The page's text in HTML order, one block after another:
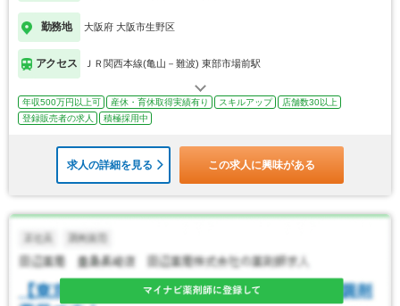
勤務地 大阪府 大阪市生野区
アクセス ＪＲ関西本線(亀山－難波) 東部市場前駅
年収500万円以上可 産休・育休取得実績有り スキルアップ
店舗数30以上
登録販売者の求人
積極採用中
求人の詳細を見る この求人に興味がある